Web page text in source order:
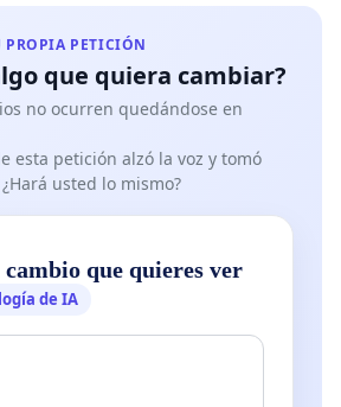
PETICIÓN
que quiera cambiar?
no ocurren quedándose en
esta petición alzó la voz y tomó
usted lo mismo?
cambio que quieres ver
de IA